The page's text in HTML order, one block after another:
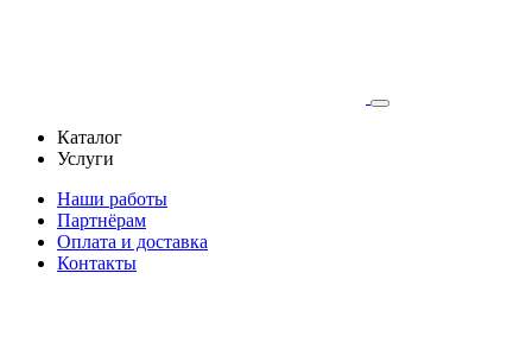
Каталог
Услуги
Наши работы
Партнёрам
Оплата и доставка
Контакты